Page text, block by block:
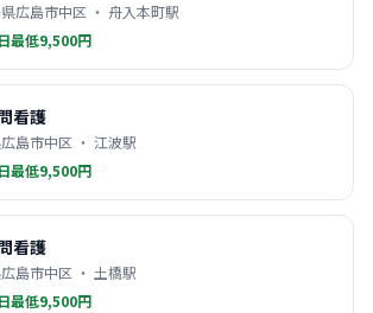
広島市中区 ・ 舟入本町駅
最低9,500円
看護
島市中区 ・ 江波駅
最低9,500円
看護
島市中区 ・ 土橋駅
最低9,500円